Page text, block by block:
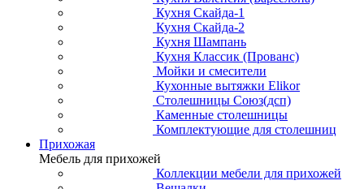
Кухня Скайда-1
Кухня Скайда-2
Кухня Шампань
Кухня Классик (Прованс)
Мойки и смесители
Кухонные вытяжки Elikor
Столешницы Союз(дсп)
Каменные столешницы
Комплектующие для столешниц
Прихожая
Мебель для прихожей
Коллекции мебели для прихожей